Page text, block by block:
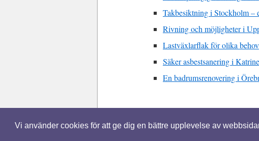
Vi använder cookies för att ge dig en bättre upplevelse av
Takbesiktning i Stockholm –
Rivning och möjligheter i
Lastväxlarflak för olika behov
Säker asbestsanering i
En badrumsrenovering i
© 2026 Bytaduschblandare.se. Alla rättigheter